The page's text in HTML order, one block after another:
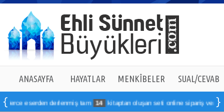
ANASAYFA HAYATLAR MENKÎBELER SUAL/CEVAB
derlenmiş tam 14 kitaptan oluşan seti online sipariş verebilirsiniz